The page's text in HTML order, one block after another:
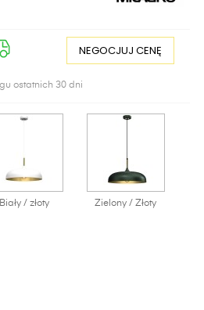
NEGOCJUJ CENĘ
ostatnich 30 dni
Biały / złoty Zielony / Złoty